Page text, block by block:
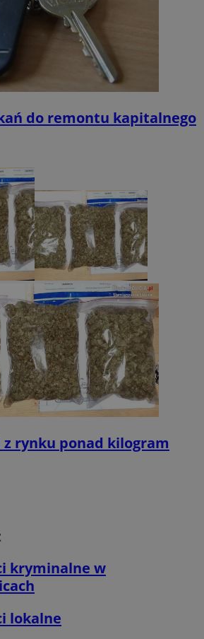
do remontu kapitalnego
rynku ponad kilogram
kryminalne w
lokalne